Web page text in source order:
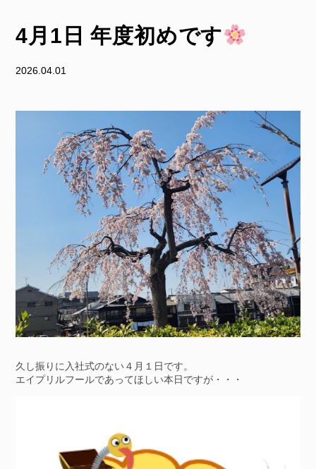
4月1日 年度初めです
2026.04.01
久し振りに入社式のない４月１日です。
エイプリルフールであってほしい本日ですが・・・